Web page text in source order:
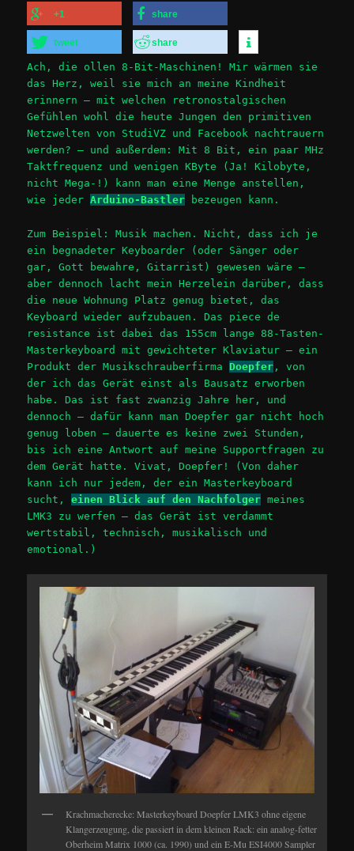
+1 share
tweet share
Ach, die ollen 8-Bit-Maschinen! Mir wärmen sie
das Herz, weil sie mich an meine Kindheit
erinnern – mit welchen retronostalgischen
Gefühlen wohl die heute Jungen den primitiven
Netzwelten von StudiVZ und Facebook nachtrauern
werden? – und außerdem: Mit 8 Bit, ein paar MHz
Taktfrequenz und wenigen KByte (Ja! Kilobyte,
nicht Mega-!) kann man eine Menge anstellen,
wie jederArduino-Bastler bezeugen kann.
Zum Beispiel: Musik machen. Nicht, dass ich je
ein begnadeter Keyboarder (oder Sänger oder
gar, Gott bewahre, Gitarrist) gewesen wäre –
aber dennoch lacht mein Herzelein darüber, dass
die neue Wohnung Platz genug bietet, das
Keyboard wieder aufzubauen. Das piece de
resistance ist dabei das 155cm lange 88-Tasten-
Masterkeyboard mit gewichteter Klaviatur – ein
Produkt der Musikschrauberfirma Doepfer , von
der ich das Gerät einst als Bausatz erworben
habe. Das ist fast zwanzig Jahre her, und
dennoch – dafür kann man Doepfer gar nicht hoch
genug loben – dauerte es keine zwei Stunden,
bis ich eine Antwort auf meine Supportfragen zu
dem Gerät hatte. Vivat, Doepfer! (Von daher
kann ich nur jedem, der ein Masterkeyboard
sucht,einen Blick auf den Nachfolger meines
LMK3 zu werfen – das Gerät ist verdammt
wertstabil, technisch, musikalisch und
emotional.)
Krachmacherecke: Masterkeyboard Doepfer LMK3 ohne eigene
Klangerzeugung, die passiert in dem kleinen Rack: ein analog-fetter
Oberheim Matrix 1000 (ca. 1990) und ein E-Mu ESI4000 Sampler